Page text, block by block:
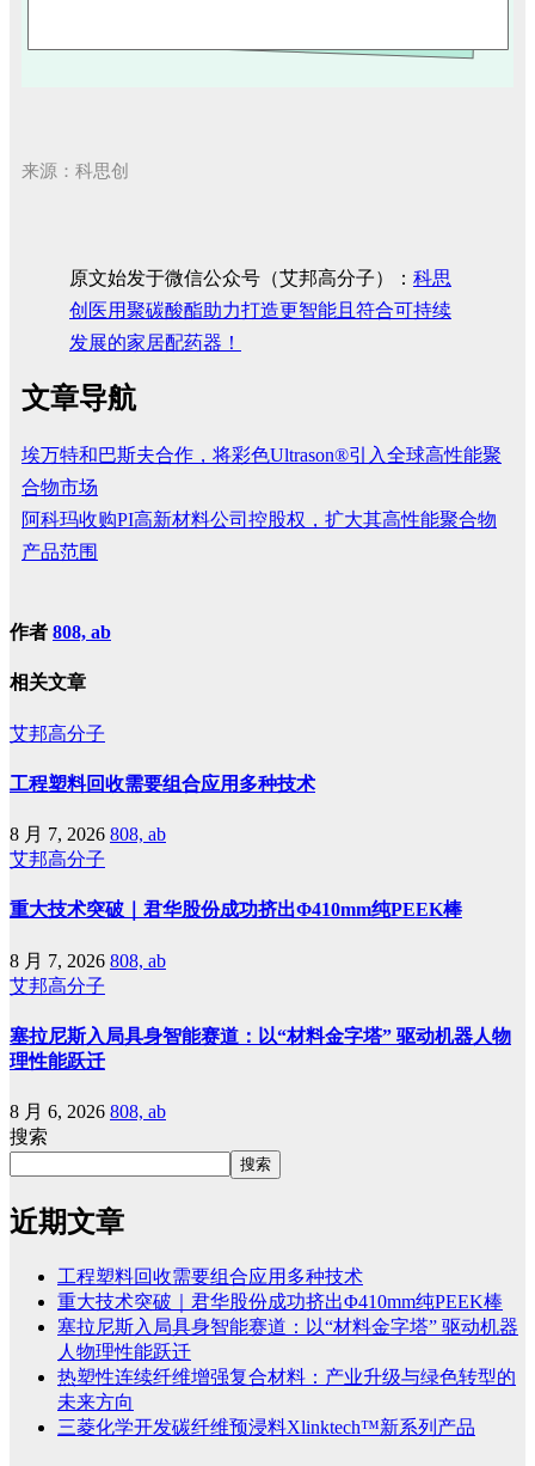
来源：科思创
原文始发于微信公众号（艾邦高分子）： 科思
创医用聚碳酸酯助力打造更智能且符合可持续
发展的家居配药器！
文章导航
埃万特和巴斯夫合作，将彩色Ultrason®引入全球高性能聚
合物市场
阿科玛收购PI高新材料公司控股权，扩大其高性能聚合物
产品范围
作者 808, ab
相关文章
艾邦高分子
工程塑料回收需要组合应用多种技术
8 月 7, 2026 808, ab
艾邦高分子
重大技术突破｜君华股份成功挤出Φ410mm纯PEEK棒
8 月 7, 2026 808, ab
艾邦高分子
塞拉尼斯入局具身智能赛道：以“材料金字塔” 驱动机器人物
理性能跃迁
8 月 6, 2026 808, ab
搜索
搜索
近期文章
工程塑料回收需要组合应用多种技术
重大技术突破｜君华股份成功挤出Φ410mm纯PEEK棒
塞拉尼斯入局具身智能赛道：以“材料金字塔” 驱动机器
人物理性能跃迁
热塑性连续纤维增强复合材料：产业升级与绿色转型的
未来方向
三菱化学开发碳纤维预浸料Xlinktech™新系列产品